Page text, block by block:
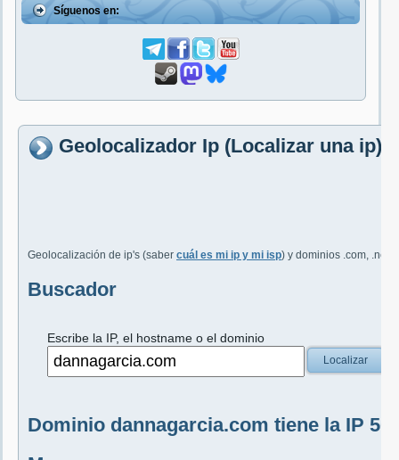
Síguenos en:
Geolocalizador Ip (Localizar una ip)
Geolocalización de ip's (saber cuál es mi ip y mi isp) y dominios .com, .net,
Buscador
Escribe la IP, el hostname o el dominio
Localizar
Dominio dannagarcia.com tiene la IP